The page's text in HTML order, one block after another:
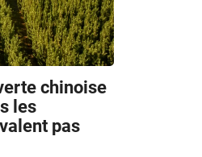
chinoise
les
pas